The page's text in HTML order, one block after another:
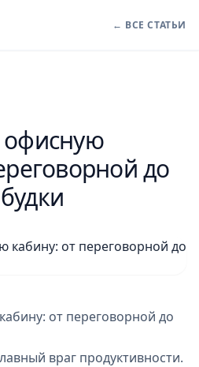
← ВСЕ СТАТЬИ
офисную
до
от переговорной до
враг продуктивности.